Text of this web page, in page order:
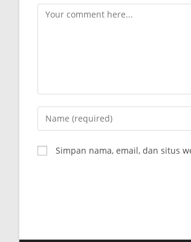
Comment
Enter
your
name
or
Simpan nama, email, dan situs